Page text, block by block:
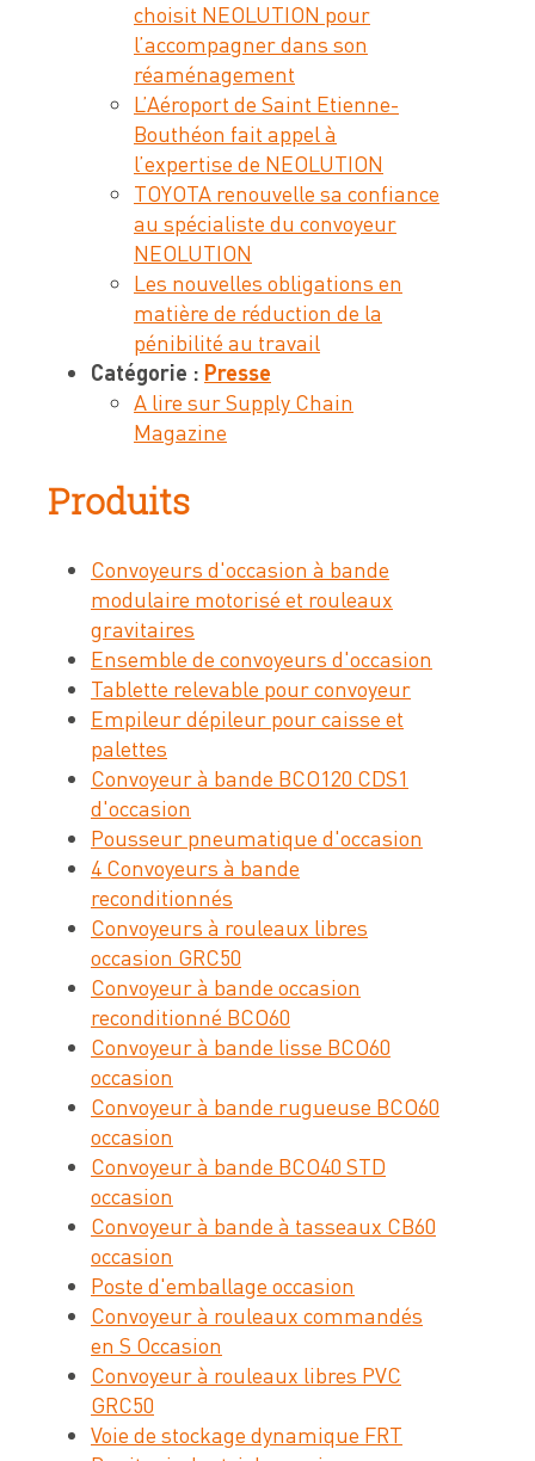
choisit NEOLUTION pour
l’accompagner dans son
réaménagement
L’Aéroport de Saint Etienne-
Bouthéon fait appel à
l’expertise de NEOLUTION
TOYOTA renouvelle sa confiance
au spécialiste du convoyeur
NEOLUTION
Les nouvelles obligations en
matière de réduction de la
pénibilité au travail
Catégorie : Presse
A lire sur Supply Chain
Magazine
Produits
Convoyeurs d'occasion à bande
modulaire motorisé et rouleaux
gravitaires
Ensemble de convoyeurs d'occasion
Tablette relevable pour convoyeur
Empileur dépileur pour caisse et
palettes
Convoyeur à bande BCO120 CDS1
d'occasion
Pousseur pneumatique d'occasion
4 Convoyeurs à bande
reconditionnés
Convoyeurs à rouleaux libres
occasion GRC50
Convoyeur à bande occasion
reconditionné BCO60
Convoyeur à bande lisse BCO60
occasion
Convoyeur à bande rugueuse BCO60
occasion
Convoyeur à bande BCO40 STD
occasion
Convoyeur à bande à tasseaux CB60
occasion
Poste d'emballage occasion
Convoyeur à rouleaux commandés
en S Occasion
Convoyeur à rouleaux libres PVC
GRC50
Voie de stockage dynamique FRT